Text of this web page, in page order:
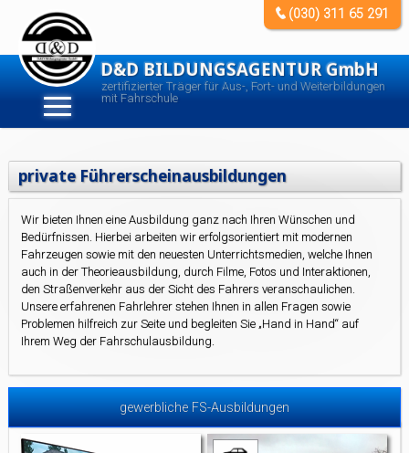
D&D BILDUNGSAGENTUR GmbH
zertifizierter Träger für Aus-, Fort- und Weiterbildungen
mit Fahrschule
(030) 311 65 291
private Führerscheinausbildungen
Wir bieten Ihnen eine Ausbildung ganz nach Ihren Wünschen und
Bedürfnissen. Hierbei arbeiten wir erfolgsorientiert mit modernen
Fahrzeugen sowie mit den neuesten Unterrichtsmedien, welche Ihnen
auch in der Theorieausbildung, durch Filme, Fotos und Interaktionen,
den Straßenverkehr aus der Sicht des Fahrers veranschaulichen.
Unsere erfahrenen Fahrlehrer stehen Ihnen in allen Fragen sowie
Problemen hilfreich zur Seite und begleiten Sie „Hand in Hand“ auf
Ihrem Weg der Fahrschulausbildung.
private FS-Ausbildungen
gewerbliche FS-Ausbildungen